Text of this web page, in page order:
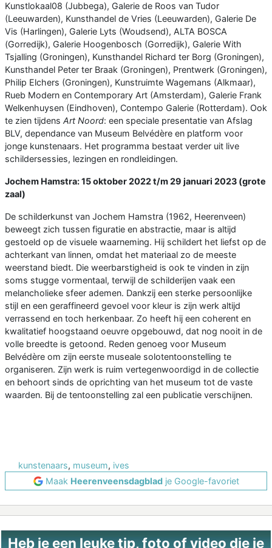
Kunstlokaal08 (Jubbega), Galerie de Roos van Tudor
(Leeuwarden), Kunsthandel de Vries (Leeuwarden), Galerie De
Vis (Harlingen), Galerie Lyts (Woudsend), ALTA BOSCA
(Gorredijk), Galerie Hoogenbosch (Gorredijk), Galerie With
Tsjalling (Groningen), Kunsthandel Richard ter Borg (Groningen),
Kunsthandel Peter ter Braak (Groningen), Prentwerk (Groningen),
Philip Elchers (Groningen), Kunstruimte Wagemans (Alkmaar),
Rueb Modern en Contemporary Art (Amsterdam), Galerie Frank
Welkenhuysen (Eindhoven), Contempo Galerie (Rotterdam). Ook
te zien tijdens Art Noord: een speciale presentatie van Afslag
BLV, dependance van Museum Belvédère en platform voor
jonge kunstenaars. Het programma bestaat verder uit live
schildersessies, lezingen en rondleidingen.
Jochem Hamstra: 15 oktober 2022 t/m 29 januari 2023 (grote
zaal)
De schilderkunst van Jochem Hamstra (1962, Heerenveen)
beweegt zich tussen figuratie en abstractie, maar is altijd
gestoeld op de visuele waarneming. Hij schildert het liefst op de
achterkant van linnen, omdat het materiaal zo de meeste
weerstand biedt. Die weerbarstigheid is ook te vinden in zijn
soms stugge vormentaal, terwijl de schilderijen vaak een
melancholieke sfeer ademen. Dankzij een sterke persoonlijke
stijl en een geraffineerd gevoel voor kleur is zijn werk altijd
verrassend en toch herkenbaar. Zo heeft hij een coherent en
kwalitatief hoogstaand oeuvre opgebouwd, dat nog nooit in de
volle breedte is getoond. Reden genoeg voor Museum
Belvédère om zijn eerste museale solotentoonstelling te
organiseren. Zijn werk is ruim vertegenwoordigd in de collectie
en behoort sinds de oprichting van het museum tot de vaste
waarden. Bij de tentoonstelling zal een publicatie verschijnen.
kunstenaars, museum, ives
Maak Heerenveensdagbladje Google-favoriet
Heb je een leuke tip, foto of video die je